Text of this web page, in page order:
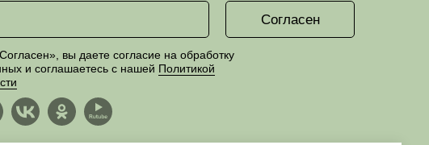
вы даете согласие на обработку
и соглашаетесь с нашей Политикой
Согласен